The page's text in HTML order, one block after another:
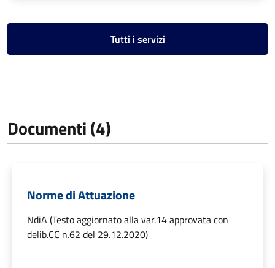
Tutti i servizi
Documenti (4)
Norme di Attuazione
NdiA (Testo aggiornato alla var.14 approvata con
delib.CC n.62 del 29.12.2020)